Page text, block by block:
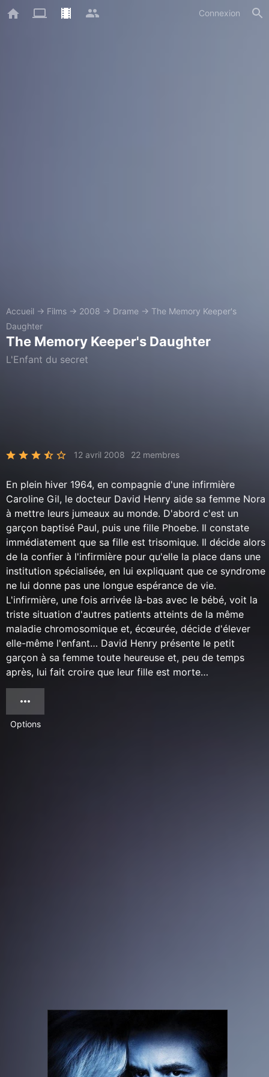
Connexion
Accueil → Films → 2008 → Drame → The Memory Keeper's
Daughter
The Memory Keeper's Daughter
L'Enfant du secret
12 avril 2008 22 membres
En plein hiver 1964, en compagnie d'une infirmière
Caroline Gil, le docteur David Henry aide sa femme Nora
à mettre leurs jumeaux au monde. D'abord c'est un
garçon baptisé Paul, puis une fille Phoebe. Il constate
immédiatement que sa fille est trisomique. Il décide alors
de la confier à l'infirmière pour qu'elle la place dans une
institution spécialisée, en lui expliquant que ce syndrome
ne lui donne pas une longue espérance de vie.
L'infirmière, une fois arrivée là-bas avec le bébé, voit la
triste situation d'autres patients atteints de la même
maladie chromosomique et, écœurée, décide d'élever
elle-même l'enfant… David Henry présente le petit
garçon à sa femme toute heureuse et, peu de temps
après, lui fait croire que leur fille est morte…
Options